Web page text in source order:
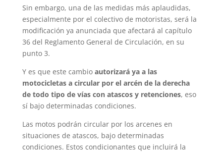
Sin embargo, una de las medidas más aplaudidas,
especialmente por el colectivo de motoristas, será la
modificación ya anunciada que afectará al capítulo
36 del Reglamento General de Circulación, en su
punto 3.
Y es que este cambio autorizará ya a las
motocicletas a circular por el arcén de la derecha
de todo tipo de vías con atascos y retenciones, eso
sí bajo determinadas condiciones.
Las motos podrán circular por los arcenes en
situaciones de atascos, bajo determinadas
condiciones. Estos condicionantes que incluirá la